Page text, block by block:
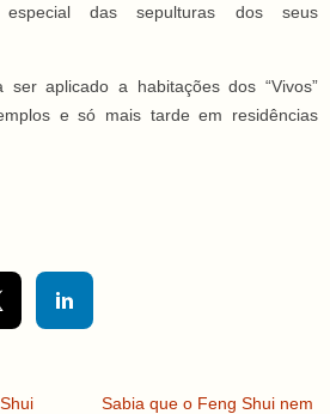
das sepulturas dos seus
aplicado a habitações dos “Vivos”
e só mais tarde em residências
Sabia que o Feng Shui nem